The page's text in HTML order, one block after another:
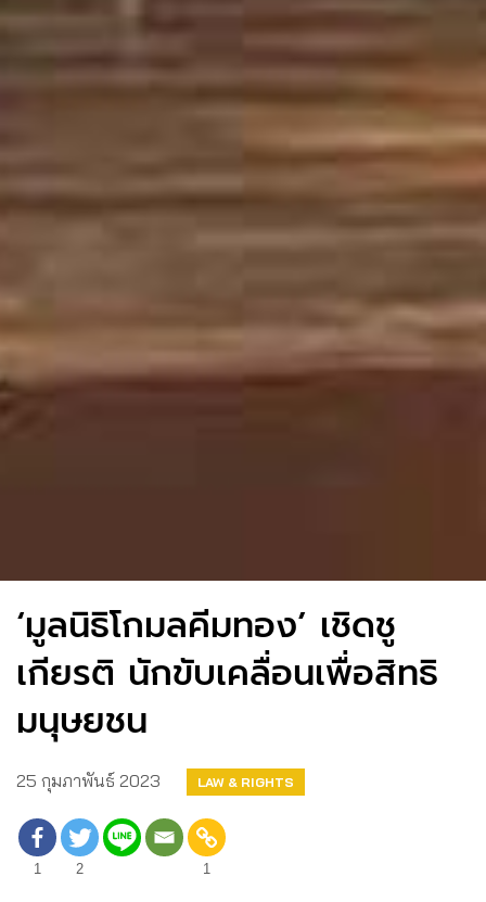
‘มูลนิธิโกมลคีมทอง’ เชิดชู
เกียรติ นักขับเคลื่อนเพื่อสิทธิ
มนุษยชน
25 กุมภาพันธ์ 2023 LAW & RIGHTS
1 2 1